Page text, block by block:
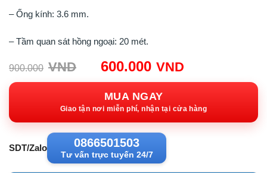
– Ống kính: 3.6 mm.
– Tầm quan sát hồng ngoại: 20 mét.
900.000 VND
Giá
gốc:
900.000VND.
600.000 VND
hiện
MUA NGAY
Giao tận nơi miễn phí, nhận tại cửa hàng
SDT/Zalo 0866501503
Tư vấn trực tuyến 24/7